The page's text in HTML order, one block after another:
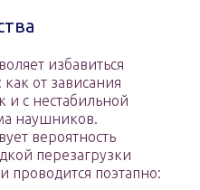
избавиться
от зависания
и с нестабильной
наушников.
вероятность
перезагрузки
проводится поэтапно: